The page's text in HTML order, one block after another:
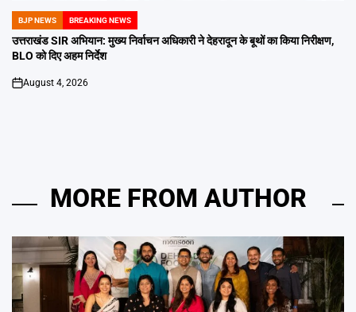
POSTED
IN
BJP NEWS BREAKING NEWS
उत्तराखंड SIR अभियान: मुख्य निर्वाचन अधिकारी ने देहरादून के बूथों का किया निरीक्षण,
BLO को दिए अहम निर्देश
on
August 4, 2026
MORE FROM AUTHOR